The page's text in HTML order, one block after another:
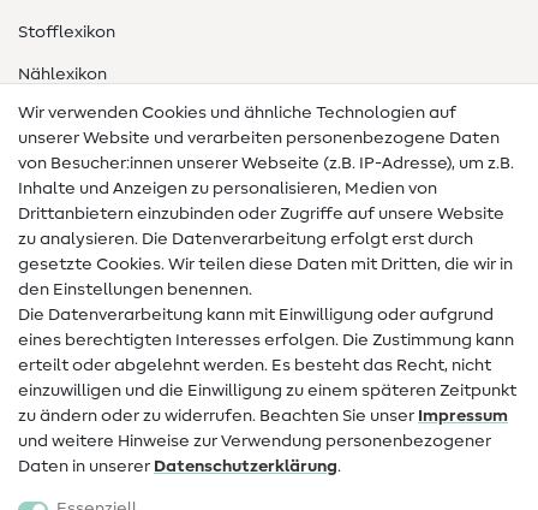
Stofflexikon
Nählexikon
Nähanleitungen
Hilfe & Kontakt
Kontakt
Infos zum Betreiberwechsel
Widerrufsrecht
Beliebt
Stoffe
Wir verwenden Cookies und ähnliche Technologien auf
unserer Website und verarbeiten personenbezogene Daten
von Besucher:innen unserer Webseite (z.B. IP-Adresse), um z.B.
Inhalte und Anzeigen zu personalisieren, Medien von
Drittanbietern einzubinden oder Zugriffe auf unsere Website
zu analysieren. Die Datenverarbeitung erfolgt erst durch
gesetzte Cookies. Wir teilen diese Daten mit Dritten, die wir in
den Einstellungen benennen.
Die Datenverarbeitung kann mit Einwilligung oder aufgrund
eines berechtigten Interesses erfolgen. Die Zustimmung kann
erteilt oder abgelehnt werden. Es besteht das Recht, nicht
einzuwilligen und die Einwilligung zu einem späteren Zeitpunkt
zu ändern oder zu widerrufen. Beachten Sie unser Impressum
und weitere Hinweise zur Verwendung personenbezogener
Daten in unserer Daten­schutz­erklärung.